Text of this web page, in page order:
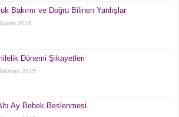
Bakımı ve Doğru Bilinen Yanlışlar
2016
Dönemi Şikayetleri
2015
Ay Bebek Beslenmesi